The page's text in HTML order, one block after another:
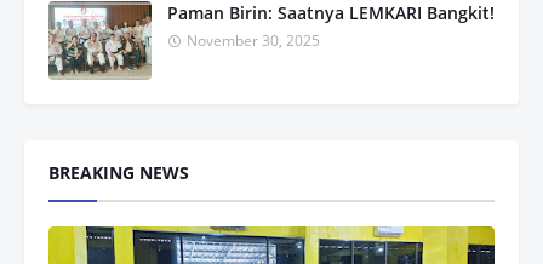
Paman Birin: Saatnya LEMKARI Bangkit!
November 30, 2025
BREAKING NEWS